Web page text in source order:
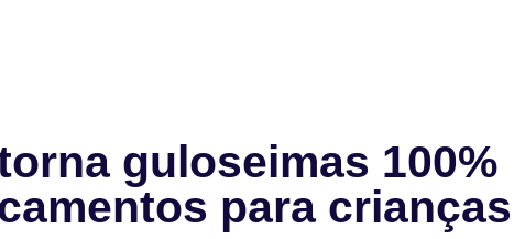
guloseimas 100%
para crianças